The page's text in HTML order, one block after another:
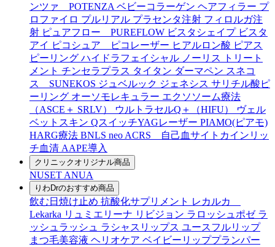
ンツァ POTENZA ベビーコラーゲン ヘアフィラー プ
ロファイロ プルリアル プラセンタ注射 フィロルガ注
射 ピュアフロー PUREFLOW ビスタシェイプ ビスタ
アイ ピコシュア ピコレーザー ヒアルロン酸 ピアス
ピーリング ハイドラフェイシャル ノーリス
トリート
メント チンセラプラス タイタン ダーマペン スネコ
ス SUNEKOS ジュベルック ジェネシス サリチル酸ピ
ーリング オーソモレキュラー エクソソーム療法
（ASCE＋ SRLV）
ウルトラセルQ＋（HIFU）
ヴェル
ベットスキン QスイッチYAGレーザー PIAMO(ピアモ)
HARG療法 BNLS neo ACRS 自己血サイトカインリッ
チ血清 AAPE導入
クリニックオリジナル商品
NUSET ANUA
りわDrのおすすめ商品
飲む日焼け止め 抗酸化サプリメント レカルカ
Lekarka リュミエリーナ リビジョン ラロッシュポゼ ラ
ッシュラッシュ ラシャスリップス ユースフルリップ
まつ毛美容液 ヘリオケア ベイビーリッププランパー